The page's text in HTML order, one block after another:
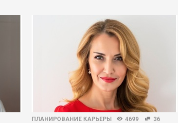
ПЛАНИРОВАНИЕ КАРЬЕРЫ 4699 36